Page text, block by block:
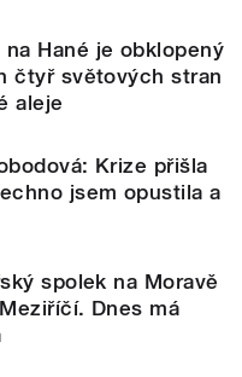
Hané je obklopený
čtyř světových stran
aleje
Krize přišla
jsem opustila a
spolek na Moravě
Dnes má